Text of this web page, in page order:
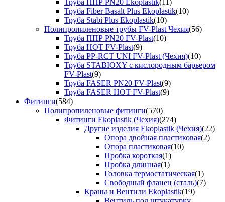
Труба ППР PN20 Ekoplastik(11)
Труба Fiber Basalt Plus Ekoplastik(10)
Труба Stabi Plus Ekoplastik(10)
Полипропиленовые трубы FV-Plast Чехия(56)
Труба ППР PN20 FV-Plast(10)
Труба HOT FV-Plast(9)
Труба PP-RCT UNI FV-Plast (Чехия)(10)
Труба STABIOXY с кислородным барьером
FV-Plast(9)
Труба FASER PN20 FV-Plast(9)
Труба FASER HOT FV-Plast(9)
Фитинги(584)
Полипропиленовые фитинги(570)
Фитинги Ekoplastik (Чехия)(274)
Другие изделия Ekoplastik (Чехия)(22)
Опора двойная пластиковая(2)
Опора пластиковая(10)
Пробка короткая(1)
Пробка длинная(1)
Головка термостатическая(1)
Свободный фланец (сталь)(7)
Краны и Вентили Ekoplastik(19)